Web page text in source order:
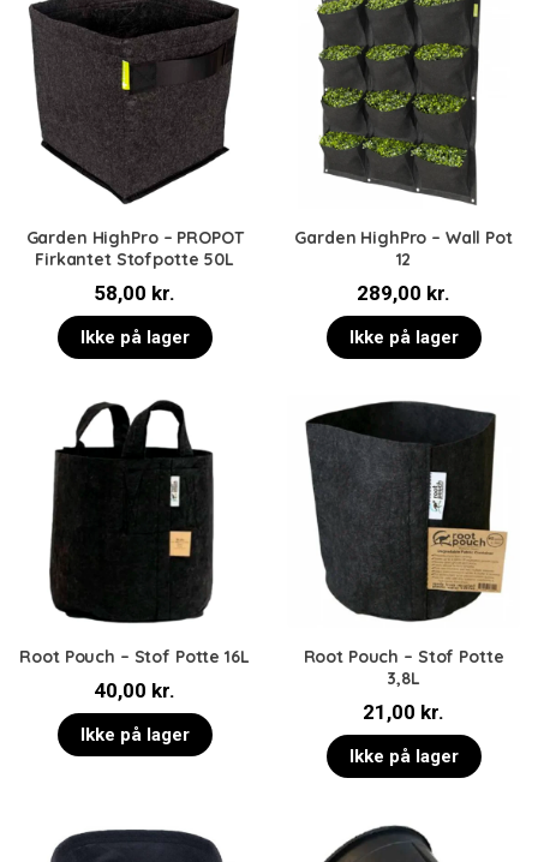
Garden HighPro – PROPOT
Firkantet Stofpotte 50L
58,00 kr.
Ikke på lager
Garden HighPro – Wall Pot
12
289,00 kr.
Ikke på lager
Root Pouch – Stof Potte 16L
40,00 kr.
Ikke på lager
Root Pouch – Stof Potte
3,8L
21,00 kr.
Ikke på lager